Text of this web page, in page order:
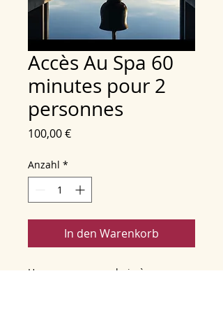
Accès Au Spa 60
minutes pour 2
personnes
100,00 €Preis
Anzahl *
In den Warenkorb
Hammam. sauna . bain à remous .